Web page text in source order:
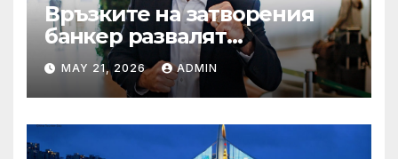
Връзките на затворения
банкер развалят
надеждите на Флавио
Болсонаро за президент на
Бразилия
MAY 21, 2026 ADMIN